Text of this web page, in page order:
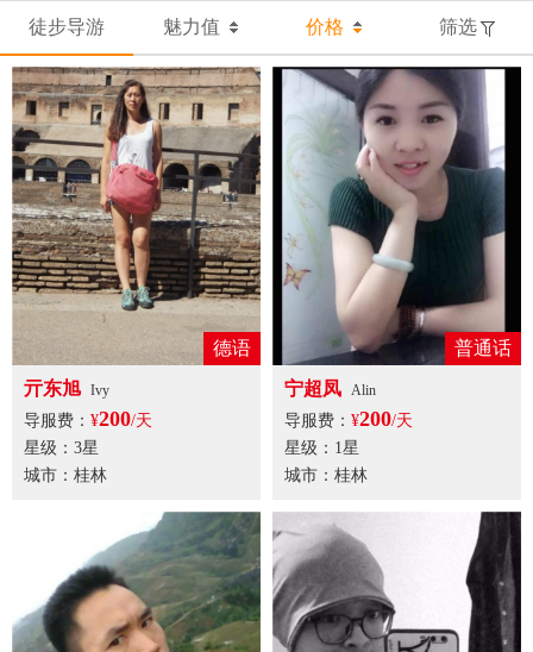
徒步导游 魅力值 价格 筛选
德语
亓东旭 Ivy
导服费： ¥200/天
星级：3星
城市：桂林
普通话
宁超凤
Alin
导服费： ¥200/天
星级：1星
城市：桂林